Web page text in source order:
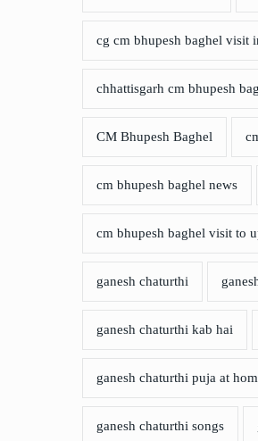
cg cm bhupesh baghel visit
chhattisgarh cm bhupesh
CM Bhupesh Baghel
cm bhupesh baghel news
cm bhupesh baghel visit to
ganesh chaturthi
ganesh chaturthi kab hai
ganesh chaturthi puja at
ganesh chaturthi songs